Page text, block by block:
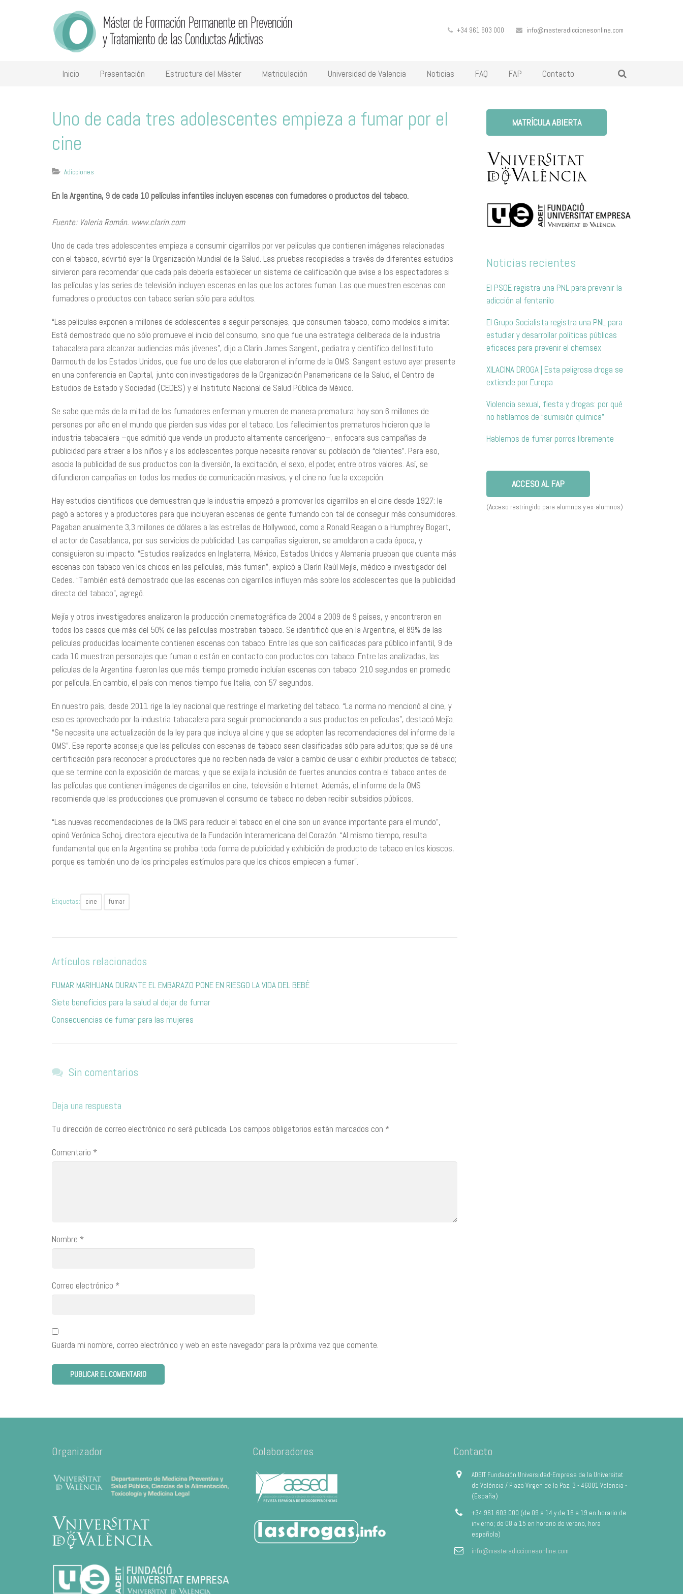
+34 961 603 000 info@masteradiccionesonline.com
Inicio Presentación Estructura del Máster Matriculación Universidad de Valencia Noticias FAQ FAP Contacto
Uno de cada tres adolescentes empieza a fumar por el
cine
Adicciones
En la Argentina, 9 de cada 10 películas infantiles incluyen escenas con fumadores o productos del tabaco.
Fuente: Valeria Román. www.clarin.com
Uno de cada tres adolescentes empieza a consumir cigarrillos por ver películas que contienen imágenes relacionadas
con el tabaco, advirtió ayer la Organización Mundial de la Salud. Las pruebas recopiladas a través de diferentes estudios
sirvieron para recomendar que cada país debería establecer un sistema de calificación que avise a los espectadores si
las películas y las series de televisión incluyen escenas en las que los actores fuman. Las que muestren escenas con
fumadores o productos con tabaco serían sólo para adultos.
“Las películas exponen a millones de adolescentes a seguir personajes, que consumen tabaco, como modelos a imitar.
Está demostrado que no sólo promueve el inicio del consumo, sino que fue una estrategia deliberada de la industria
tabacalera para alcanzar audiencias más jóvenes”, dijo a Clarín James Sangent, pediatra y científico del Instituto
Darmouth de los Estados Unidos, que fue uno de los que elaboraron el informe de la OMS. Sangent estuvo ayer presente
en una conferencia en Capital, junto con investigadores de la Organización Panamericana de la Salud, el Centro de
Estudios de Estado y Sociedad (CEDES) y el Instituto Nacional de Salud Pública de México.
Se sabe que más de la mitad de los fumadores enferman y mueren de manera prematura: hoy son 6 millones de
personas por año en el mundo que pierden sus vidas por el tabaco. Los fallecimientos prematuros hicieron que la
industria tabacalera –que admitió que vende un producto altamente cancerígeno–, enfocara sus campañas de
publicidad para atraer a los niños y a los adolescentes porque necesita renovar su población de “clientes”. Para eso,
asocia la publicidad de sus productos con la diversión, la excitación, el sexo, el poder, entre otros valores. Así, se
difundieron campañas en todos los medios de comunicación masivos, y el cine no fue la excepción.
Hay estudios científicos que demuestran que la industria empezó a promover los cigarrillos en el cine desde 1927: le
pagó a actores y a productores para que incluyeran escenas de gente fumando con tal de conseguir más consumidores.
Pagaban anualmente 3,3 millones de dólares a las estrellas de Hollywood, como a Ronald Reagan o a Humphrey Bogart,
el actor de Casablanca, por sus servicios de publicidad. Las campañas siguieron, se amoldaron a cada época, y
consiguieron su impacto. “Estudios realizados en Inglaterra, México, Estados Unidos y Alemania prueban que cuanta más
escenas con tabaco ven los chicos en las películas, más fuman”, explicó a Clarín Raúl Mejía, médico e investigador del
Cedes. “También está demostrado que las escenas con cigarrillos influyen más sobre los adolescentes que la publicidad
directa del tabaco”, agregó.
Mejía y otros investigadores analizaron la producción cinematográfica de 2004 a 2009 de 9 países, y encontraron en
todos los casos que más del 50% de las películas mostraban tabaco. Se identificó que en la Argentina, el 89% de las
películas producidas localmente contienen escenas con tabaco. Entre las que son calificadas para público infantil, 9 de
cada 10 muestran personajes que fuman o están en contacto con productos con tabaco. Entre las analizadas, las
películas de la Argentina fueron las que más tiempo promedio incluían escenas con tabaco: 210 segundos en promedio
por película. En cambio, el país con menos tiempo fue Italia, con 57 segundos.
En nuestro país, desde 2011 rige la ley nacional que restringe el marketing del tabaco. “La norma no mencionó al cine, y
eso es aprovechado por la industria tabacalera para seguir promocionando a sus productos en películas”, destacó Mejía.
“Se necesita una actualización de la ley para que incluya al cine y que se adopten las recomendaciones del informe de la
OMS”. Ese reporte aconseja que las películas con escenas de tabaco sean clasificadas sólo para adultos; que se dé una
certificación para reconocer a productores que no reciben nada de valor a cambio de usar o exhibir productos de tabaco;
que se termine con la exposición de marcas; y que se exija la inclusión de fuertes anuncios contra el tabaco antes de
las películas que contienen imágenes de cigarrillos en cine, televisión e Internet. Además, el informe de la OMS
recomienda que las producciones que promuevan el consumo de tabaco no deben recibir subsidios públicos.
“Las nuevas recomendaciones de la OMS para reducir el tabaco en el cine son un avance importante para el mundo”,
opinó Verónica Schoj, directora ejecutiva de la Fundación Interamericana del Corazón. “Al mismo tiempo, resulta
fundamental que en la Argentina se prohíba toda forma de publicidad y exhibición de producto de tabaco en los kioscos,
porque es también uno de los principales estímulos para que los chicos empiecen a fumar”.
Etiquetas: cine fumar
Artículos relacionados
FUMAR MARIHUANA DURANTE EL EMBARAZO PONE EN RIESGO LA VIDA DEL BEBÉ
Siete beneficios para la salud al dejar de fumar
Consecuencias de fumar para las mujeres
Sin comentarios
Deja una respuesta
Tu dirección de correo electrónico no será publicada. Los campos obligatorios están marcados con *
Comentario *
Nombre *
Correo electrónico *
Guarda mi nombre, correo electrónico y web en este navegador para la próxima vez que comente.
MATRÍCULA ABIERTA
Noticias recientes
El PSOE registra una PNL para prevenir la
adicción al fentanilo
El Grupo Socialista registra una PNL para
estudiar y desarrollar políticas públicas
eficaces para prevenir el chemsex
XILACINA DROGA | Esta peligrosa droga se
extiende por Europa
Violencia sexual, fiesta y drogas: por qué
no hablamos de “sumisión química”
Hablemos de fumar porros libremente
ACCESO AL FAP
(Acceso restringido para alumnos y ex-alumnos)
Organizador Colaboradores Contacto
ADEIT Fundación Universidad-Empresa de la Universitat
de València / Plaza Virgen de la Paz, 3 - 46001 Valencia -
(España)
+34 961 603 000 (de 09 a 14 y de 16 a 19 en horario de
invierno; de 08 a 15 en horario de verano, hora
española)
info@masteradiccionesonline.com